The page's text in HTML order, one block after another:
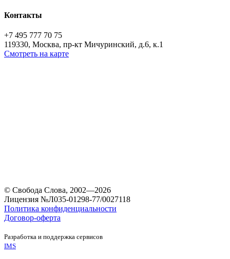
Контакты
+7 495 777 70 75
119330, Москва, пр-кт Мичуринский, д.6, к.1
Смотреть на карте
© Свобода Слова, 2002—2026
Лицензия №Л035-01298-77/0027118
Политика конфиденциальности
Договор-оферта
Разработка и поддержка сервисов
IMS